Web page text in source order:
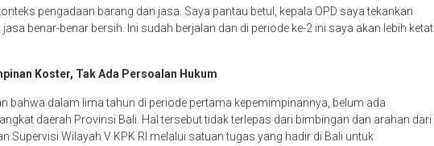
pengadaan barang dan jasa. Saya pantau betul, kepala OPD saya tekankan
benar-benar bersih. Ini sudah berjalan dan di periode ke-2 ini saya akan lebih ketat
Koster, Tak Ada Persoalan Hukum
bahwa dalam lima tahun di periode pertama kepemimpinannya, belum ada
daerah Provinsi Bali. Hal tersebut tidak terlepas dari bimbingan dan arahan dari
Supervisi Wilayah V KPK RI melalui satuan tugas yang hadir di Bali untuk